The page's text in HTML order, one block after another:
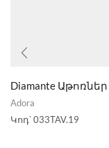
Diamante Աթոռներ
Adora
Կոդ՝033TAV.19